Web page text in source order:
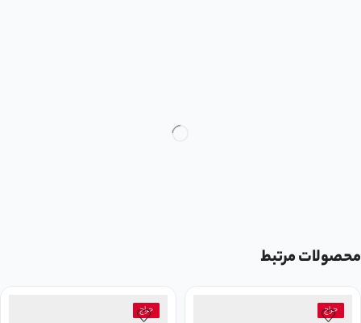
محصولات مرتبط
حراج حراج